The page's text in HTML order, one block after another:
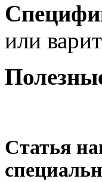
или
Статья